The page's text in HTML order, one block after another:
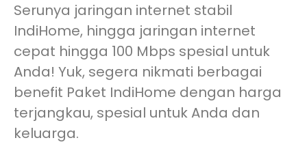
Serunya jaringan internet stabil
IndiHome, hingga jaringan internet
cepat hingga 100 Mbps spesial untuk
Anda! Yuk, segera nikmati berbagai
benefit Paket IndiHome dengan harga
terjangkau, spesial untuk Anda dan
keluarga.